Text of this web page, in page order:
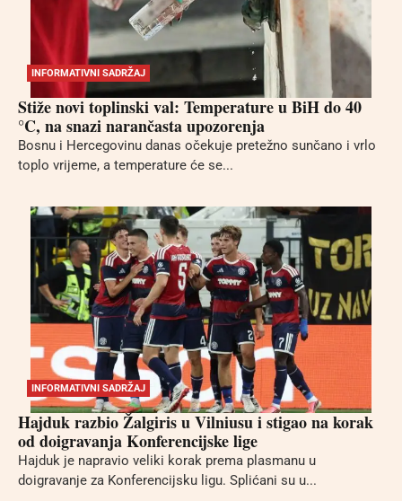
INFORMATIVNI SADRŽAJ
Stiže novi toplinski val: Temperature u BiH do 40
°C, na snazi narančasta upozorenja
Bosnu i Hercegovinu danas očekuje pretežno sunčano i vrlo
toplo vrijeme, a temperature će se...
INFORMATIVNI SADRŽAJ
Hajduk razbio Žalgiris u Vilniusu i stigao na korak
od doigravanja Konferencijske lige
Hajduk je napravio veliki korak prema plasmanu u
doigravanje za Konferencijsku ligu. Splićani su u...